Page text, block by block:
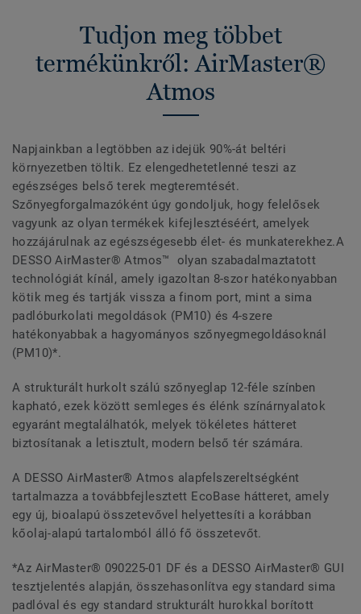
Tudjon meg többet
termékünkről: AirMaster®
Atmos
Napjainkban a legtöbben az idejük 90%-át beltéri
környezetben töltik. Ez elengedhetetlenné teszi az
egészséges belső terek megteremtését.
Szőnyegforgalmazóként úgy gondoljuk, hogy felelősek
vagyunk az olyan termékek kifejlesztéséért, amelyek
hozzájárulnak az egészségesebb élet- és munkaterekhez.A
DESSO AirMaster® Atmos™ olyan szabadalmaztatott
technológiát kínál, amely igazoltan 8-szor hatékonyabban
kötik meg és tartják vissza a finom port, mint a sima
padlóburkolati megoldások (PM10) és 4-szere
hatékonyabbak a hagyományos szőnyegmegoldásoknál
(PM10)*.
A strukturált hurkolt szálú szőnyeglap 12-féle színben
kapható, ezek között semleges és élénk színárnyalatok
egyaránt megtalálhatók, melyek tökéletes hátteret
biztosítanak a letisztult, modern belső tér számára.
A DESSO AirMaster® Atmos alapfelszereltségként
tartalmazza a továbbfejlesztett EcoBase hátteret, amely
egy új, bioalapú összetevővel helyettesíti a korábban
kőolaj-alapú tartalomból álló fő összetevőt.
*Az AirMaster® 090225-01 DF és a DESSO AirMaster® GUI
tesztjelentés alapján, összehasonlítva egy standard sima
padlóval és egy standard strukturált hurokkal borított